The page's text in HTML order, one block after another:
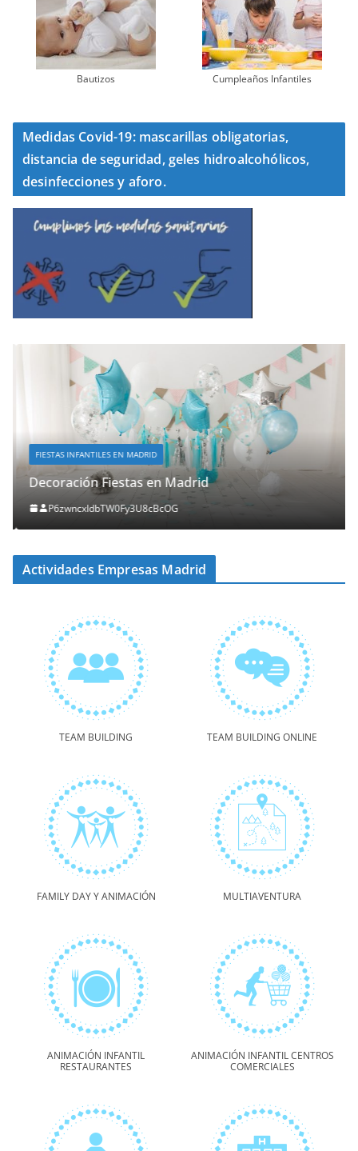
Bautizos Cumpleaños Infantiles
Medidas Covid-19: mascarillas obligatorias,
distancia de seguridad, geles hidroalcohólicos,
desinfecciones y aforo.
FIESTAS INFANTILES EN MADRID
Decoración Fiestas en Madrid
P6zwncxIdbTW0Fy3U8cBcOG
Actividades Empresas Madrid
TEAM BUILDING TEAM BUILDING ONLINE
FAMILY DAY Y ANIMACIÓN MULTIAVENTURA
ANIMACIÓN INFANTIL
RESTAURANTES
ANIMACIÓN INFANTIL CENTROS
COMERCIALES